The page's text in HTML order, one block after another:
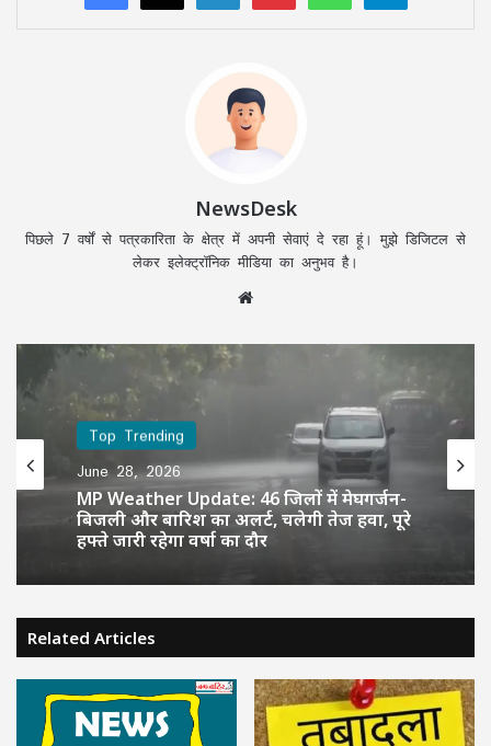
NewsDesk
पिछले 7 वर्षों से पत्रकारिता के क्षेत्र में अपनी सेवाएं दे रहा हूं। मुझे डिजिटल से
लेकर इलेक्ट्रॉनिक मीडिया का अनुभव है।
Top Trending
June 28, 2026
MP Weather Update: 46 जिलों में मेघगर्जन-
बिजली और बारिश का अलर्ट, चलेगी तेज हवा, पूरे
हफ्ते जारी रहेगा वर्षा का दौर
Related Articles